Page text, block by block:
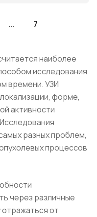
... 7
наиболее
исследования
времени. УЗИ
форме,
активности
разных проблем,
процессов
через различные
отражаться от